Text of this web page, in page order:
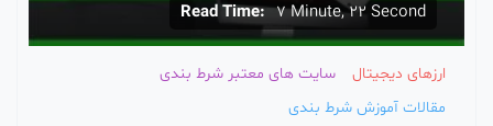
Read Time: 7 Minute, 22 Second
ارزهای دیجیتال
سایت های معتبر شرط بندی
مقالات آموزش شرط بندی